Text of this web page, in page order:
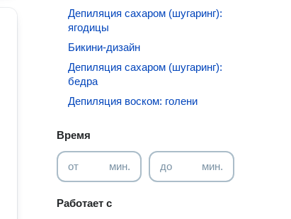
Депиляция сахаром (шугаринг):
ягодицы
Бикини-дизайн
Депиляция сахаром (шугаринг):
бедра
Депиляция воском: голени
Время
от мин. до мин.
Работает с